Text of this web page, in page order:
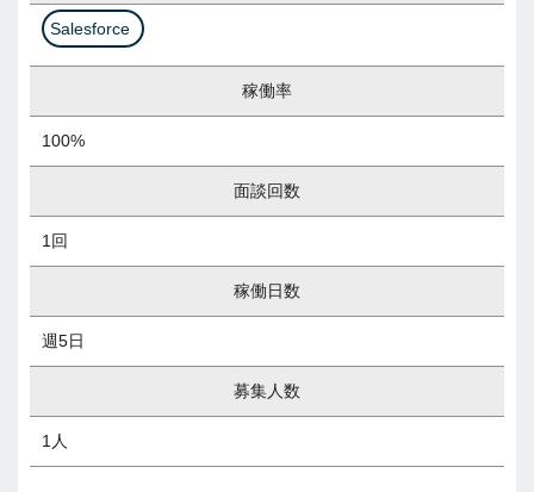
Salesforce
稼働率
100%
面談回数
1回
稼働日数
週5日
募集人数
1人